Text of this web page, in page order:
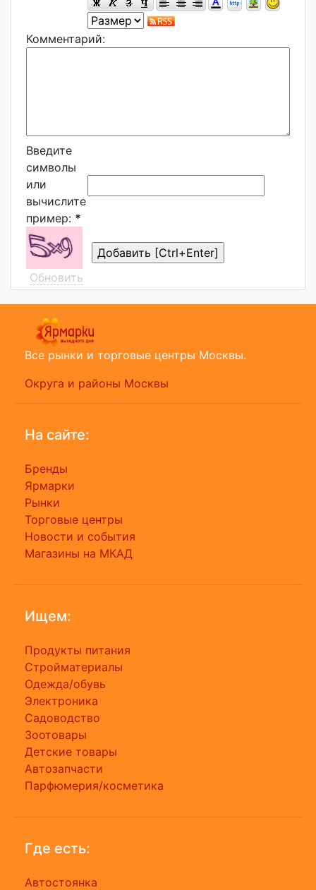
Комментарий:
Введите
символы
или
вычислите
пример: *
Обновить
Все рынки и торговые центры Москвы.
Округа и районы Москвы
На сайте:
Бренды
Ярмарки
Рынки
Торговые центры
Новости и события
Магазины на МКАД
Ищем:
Продукты питания
Стройматериалы
Одежда/обувь
Электроника
Садоводство
Зоотовары
Детские товары
Автозапчасти
Парфюмерия/косметика
Где есть:
Автостоянка